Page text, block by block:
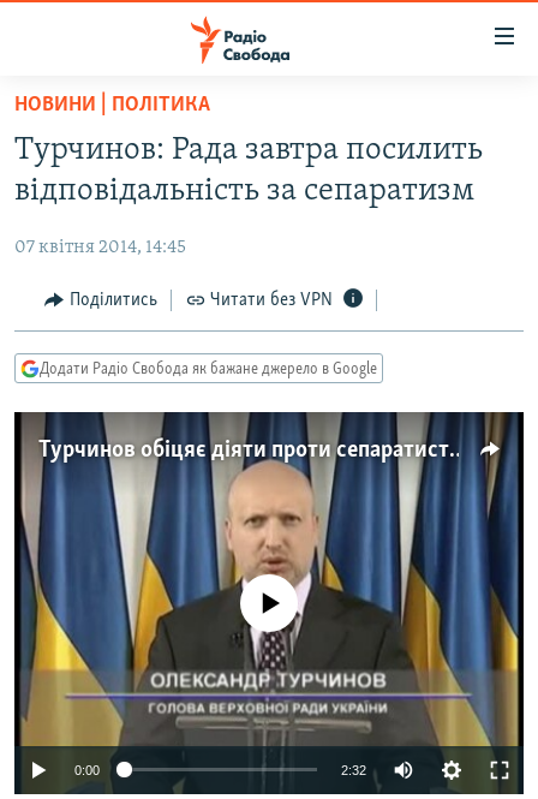
Перейти
основного
матеріалу
до
навігації
Перейти
до
ВСЕ ЗА ДОБУ
ПОЛІТИКА
ЕКОНОМІКА
КУЛЬТУРА
СПОРТ
ВІЙНА
РОСІЙСЬКА «ФІЛЬТРАЦІЯ»
КРИМ.РЕАЛІЇ
ТИ ЯК?
СХЕМИ
КИТАЙ.ВИКЛИКИ
МУЛЬТИМЕДІА
ФОТО
СПЕЦПРОЄКТИ
ПОДКАСТИ
КРИМ РЕАЛІЇ
РУС
НОВИНИ | ПОЛІТИКА
Турчинов: Рада завтра посилить
відповідальність за сепаратизм
07 квітня 2014, 14:45
Поділитись Читати без VPN
Додати Радіо Свобода як бажане джерело в Google
Турчинов обіцяє діяти проти сепаратистів «адекватно і рішуче»
No media source currently available
0:00 2:32